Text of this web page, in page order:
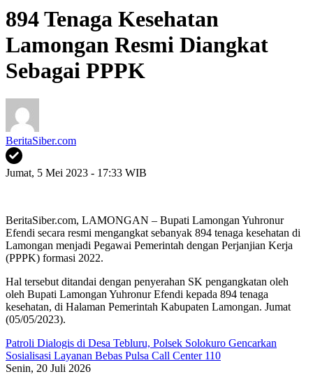
894 Tenaga Kesehatan
Lamongan Resmi Diangkat
Sebagai PPPK
BeritaSiber.com
Jumat, 5 Mei 2023 - 17:33 WIB
BeritaSiber.com, LAMONGAN – Bupati Lamongan Yuhronur
Efendi secara resmi mengangkat sebanyak 894 tenaga kesehatan di
Lamongan menjadi Pegawai Pemerintah dengan Perjanjian Kerja
(PPPK) formasi 2022.
Hal tersebut ditandai dengan penyerahan SK pengangkatan oleh
oleh Bupati Lamongan Yuhronur Efendi kepada 894 tenaga
kesehatan, di Halaman Pemerintah Kabupaten Lamongan. Jumat
(05/05/2023).
Patroli Dialogis di Desa Tebluru, Polsek Solokuro Gencarkan
Sosialisasi Layanan Bebas Pulsa Call Center 110
Senin, 20 Juli 2026